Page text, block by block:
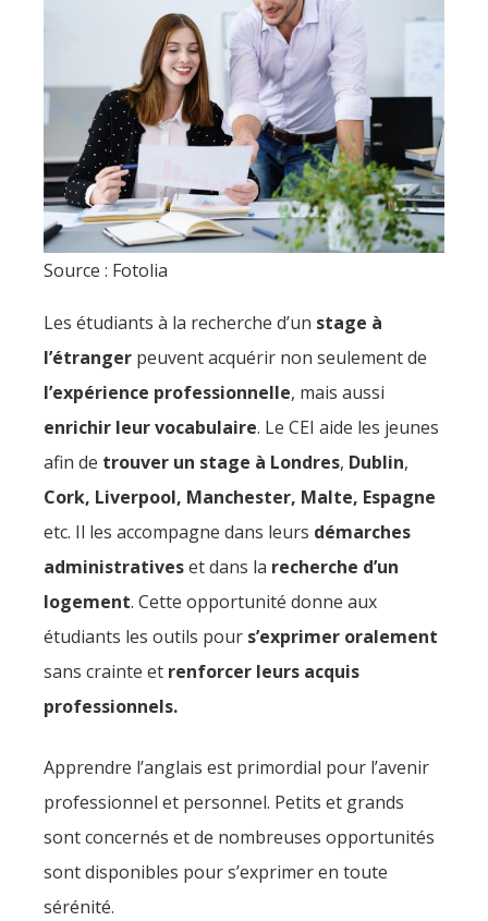
Source : Fotolia
Les étudiants à la recherche d’un stage à
l’étranger peuvent acquérir non seulement de
l’expérience professionnelle, mais aussi
enrichir leur vocabulaire. Le CEI aide les jeunes
afin de trouver un stage à Londres, Dublin,
Cork, Liverpool, Manchester, Malte, Espagne
etc. Il les accompagne dans leurs démarches
administrativeset dans la recherche d’un
logement. Cette opportunité donne aux
étudiants les outils pour s’exprimer oralement
sans crainte et renforcer leurs acquis
professionnels.
Apprendre l’anglais est primordial pour l’avenir
professionnel et personnel. Petits et grands
sont concernés et de nombreuses opportunités
sont disponibles pour s’exprimer en toute
sérénité.